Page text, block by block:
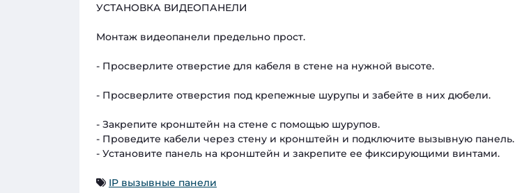
УСТАНОВКА ВИДЕОПАНЕЛИ
Монтаж видеопанели предельно прост.
- Просверлите отверстие для кабеля в стене на нужной высоте.
- Просверлите отверстия под крепежные шурупы и забейте в них дюбели.
- Закрепите кронштейн на стене с помощью шурупов.
- Проведите кабели через стену и кронштейн и подключите вызывную панель.
- Установите панель на кронштейн и закрепите ее фиксирующими винтами.
IP вызывные панели